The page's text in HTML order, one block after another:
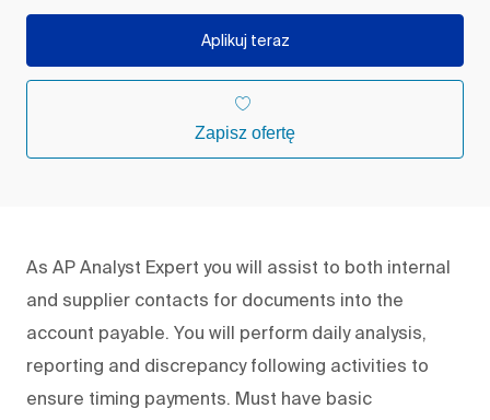
Aplikuj teraz
Zapisz ofertę
As AP Analyst Expert you will assist to both internal
and supplier contacts for documents into the
account payable. You will perform daily analysis,
reporting and discrepancy following activities to
ensure timing payments. Must have basic